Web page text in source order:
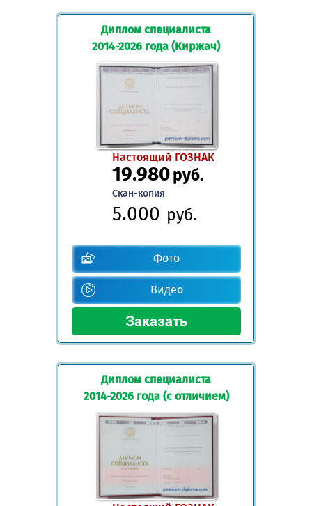
Диплом специалиста
2014-2026 года (Киржач)
Настоящий ГОЗНАК
19.980руб.
Скан-копия
5.000 руб.
Фото
Видео
Диплом специалиста
2014-2026 года (с отличием)